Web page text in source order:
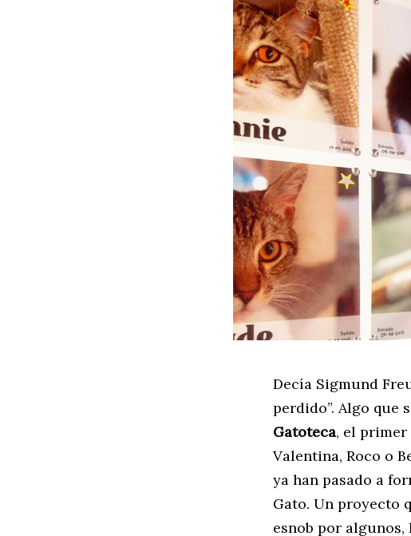
Decía Sigmund
perdido”. Algo que
Gatoteca, el primer
Valentina, Roco o
ya han pasado a
Gato. Un proyecto
esnob por